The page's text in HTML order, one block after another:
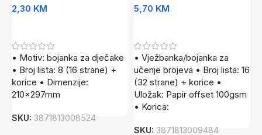
2,30 KM
• Motiv: bojanka za dječake
• Broj lista: 8 (16 strane) +
korice • Dimenzije:
210x297mm
SKU: 3871813008524
5,70 KM
• Vježbanka/bojanka za
učenje brojeva • Broj lista: 16
(32 strane) + korice •
Uložak: Papir offset 100gsm
• Korica:
SKU: 3871813009484